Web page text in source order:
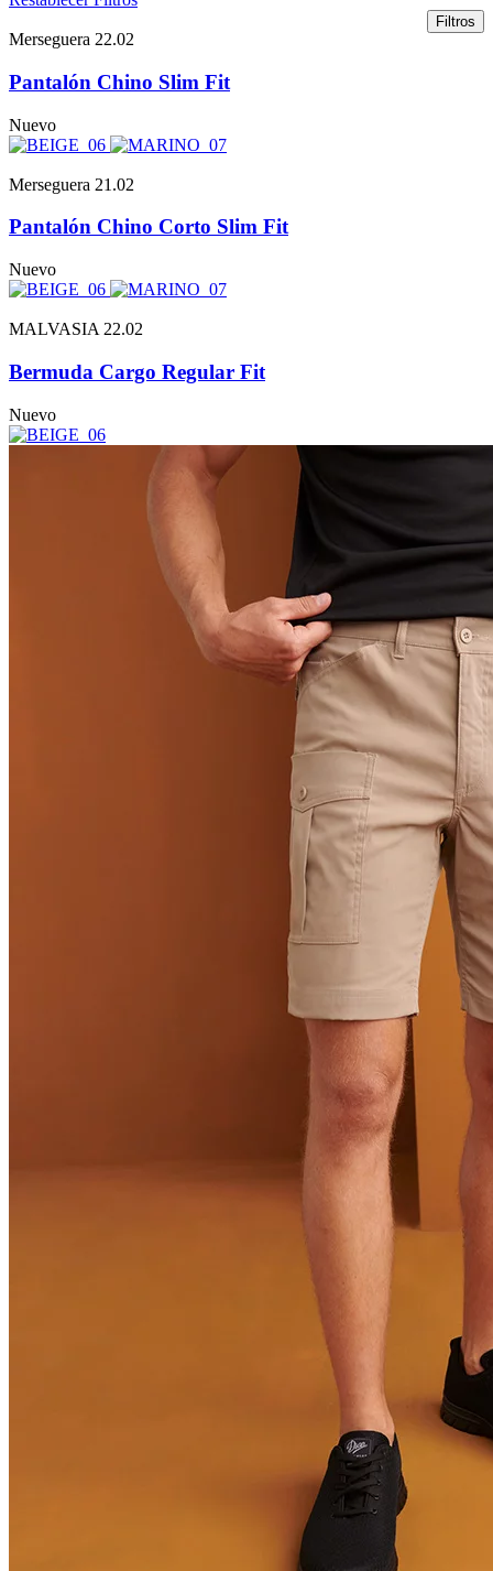
Filtros
Merseguera 22.02
Pantalón Chino Slim Fit
Nuevo
Merseguera 21.02
Pantalón Chino Corto Slim Fit
Nuevo
MALVASIA 22.02
Bermuda Cargo Regular Fit
Nuevo